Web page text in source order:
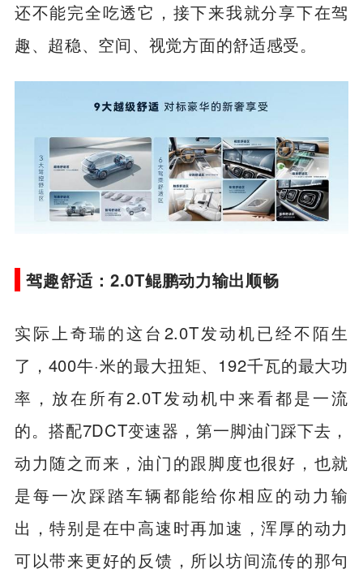
觉。显然，它会的东西很多，短时间的试驾
还不能完全吃透它，接下来我就分享下在驾
趣、超稳、空间、视觉方面的舒适感受。
实际上奇瑞的这台2.0T发动机已经不陌生
了，400牛·米的最大扭矩、192千瓦的最大功
率，放在所有2.0T发动机中来看都是一流
的。搭配7DCT变速器，第一脚油门踩下去，
动力随之而来，油门的跟脚度也很好，也就
是每一次踩踏车辆都能给你相应的动力输
出，特别是在中高速时再加速，浑厚的动力